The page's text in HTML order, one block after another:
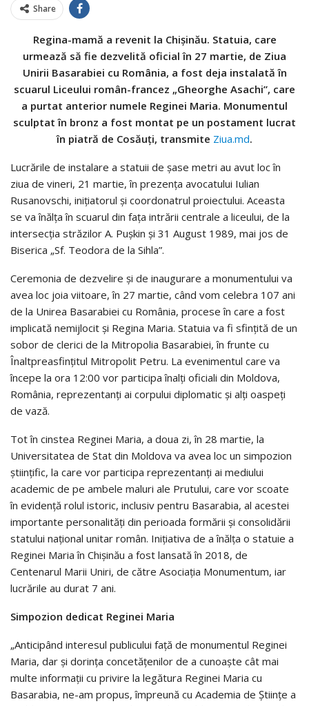
Share
Regina-mamă a revenit la Chișinău. Statuia, care
urmează să fie dezvelită oficial în 27 martie, de Ziua
Unirii Basarabiei cu România, a fost deja instalată în
scuarul Liceului român-francez „Gheorghe Asachi”, care
a purtat anterior numele Reginei Maria. Monumentul
sculptat în bronz a fost montat pe un postament lucrat
în piatră de Cosăuți, transmite Ziua.md.
Lucrările de instalare a statuii de șase metri au avut loc în
ziua de vineri, 21 martie, în prezența avocatului Iulian
Rusanovschi, inițiatorul și coordonatrul proiectului. Aceasta
se va înălța în scuarul din fața intrării centrale a liceului, de la
intersecția străzilor A. Pușkin și 31 August 1989, mai jos de
Biserica „Sf. Teodora de la Sihla”.
Ceremonia de dezvelire și de inaugurare a monumentului va
avea loc joia viitoare, în 27 martie, când vom celebra 107 ani
de la Unirea Basarabiei cu România, procese în care a fost
implicată nemijlocit și Regina Maria. Statuia va fi sfințită de un
sobor de clerici de la Mitropolia Basarabiei, în frunte cu
Înaltpreasfințitul Mitropolit Petru. La evenimentul care va
începe la ora 12:00 vor participa înalți oficiali din Moldova,
România, reprezentanți ai corpului diplomatic și alți oaspeți
de vază.
Tot în cinstea Reginei Maria, a doua zi, în 28 martie, la
Universitatea de Stat din Moldova va avea loc un simpozion
științific, la care vor participa reprezentanți ai mediului
academic de pe ambele maluri ale Prutului, care vor scoate
în evidență rolul istoric, inclusiv pentru Basarabia, al acestei
importante personalități din perioada formării și consolidării
statului național unitar român. Inițiativa de a înălța o statuie a
Reginei Maria în Chișinău a fost lansată în 2018, de
Centenarul Marii Uniri, de către Asociația Monumentum, iar
lucrările au durat 7 ani.
Simpozion dedicat Reginei Maria
„Anticipând interesul publicului față de monumentul Reginei
Maria, dar și dorința concetățenilor de a cunoaște cât mai
multe informații cu privire la legătura Reginei Maria cu
Basarabia, ne-am propus, împreună cu Academia de Științe a